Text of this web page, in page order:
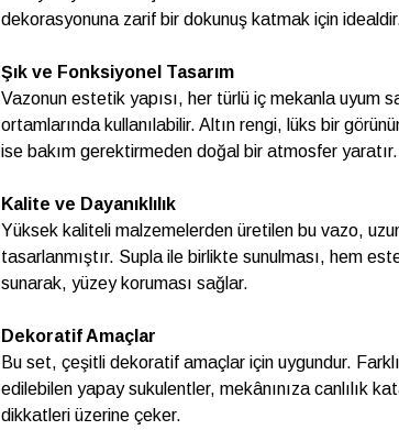
dekorasyonuna zarif bir dokunuş katmak için
Şık ve Fonksiyonel Tasarım
Vazonun estetik yapısı, her türlü iç mekanla uyum
ortamlarında kullanılabilir. Altın rengi, lüks bir
ise bakım gerektirmeden doğal bir atmosfer yaratır.
Kalite ve Dayanıklılık
Yüksek kaliteli malzemelerden üretilen bu vazo,
tasarlanmıştır. Supla ile birlikte sunulması, hem
sunarak, yüzey koruması sağlar.
Dekoratif Amaçlar
Bu set, çeşitli dekoratif amaçlar için uygundur.
edilebilen yapay sukulentler, mekânınıza canlılık
dikkatleri üzerine çeker.